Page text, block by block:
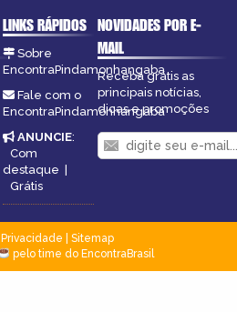
LINKS RÁPIDOS
Sobre
EncontraPindamonhangaba
Fale com o
EncontraPindamonhangaba
ANUNCIE:
Com
destaque |
Grátis
NOVIDADES POR E-
MAIL
Receba grátis as
principais notícias,
dicas e promoções
Privacidade
Sitemap
pelo time do EncontraBrasil